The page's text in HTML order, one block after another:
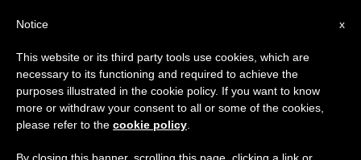
DICASTERI,PAPI
x
Notice
This website or its third party tools use cookies, which are
necessary to its functioning and required to achieve the
purposes illustrated in the cookie policy. If you want to know
more or withdraw your consent to all or some of the cookies,
please refer to the cookie policy